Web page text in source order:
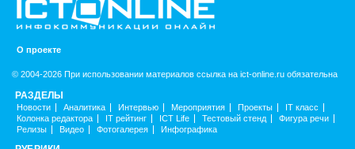
О проекте
© 2004-2026 При использовании материалов ссылка на ict-online.ru обязательна
РАЗДЕЛЫ
Новости Аналитика Интервью Мероприятия Проекты
IT класс
Колонка редактора
IT рейтинг ICT Life Тестовый стенд
Фигура речи
Релизы
Видео Фотогалерея Инфографика